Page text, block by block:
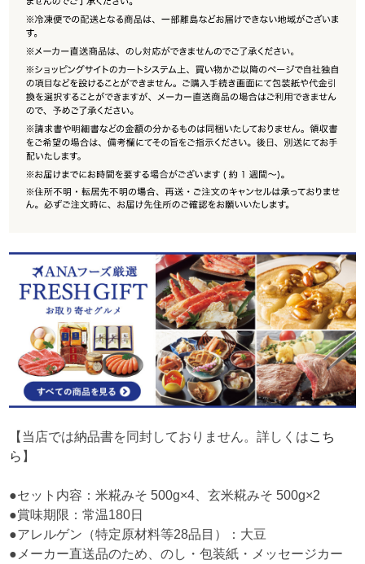
【当店では納品書を同封しておりません。詳しくはこち
ら 】
●セット内容：米糀みそ 500g×4、玄米糀みそ 500g×2
●賞味期限：常温180日
●アレルゲン（特定原材料等28品目）：大豆
●メーカー直送品のため、のし・包装紙・メッセージカー